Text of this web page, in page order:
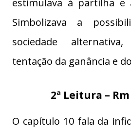
Simbolizava a
sociedade
tentação da ganância e
2ª Leitura –
O capítulo 10 fala da